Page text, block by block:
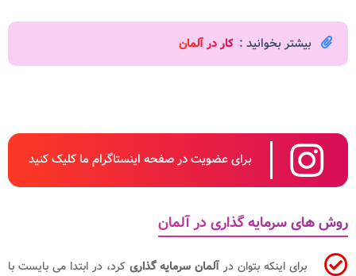
بیشتر بخوانید : کار در آلمان
برای عضویت در صفحه اینستاگرام ما کلیک کنید
روش های سرمایه گذاری در آلمان
برای اینکه بتوان درآلمان سرمایه گذاری کرد، در ابتدا می بایست با